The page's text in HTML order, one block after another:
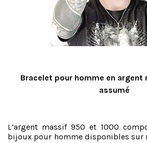
Bracelet pour homme en argent
assumé
L’argent massif 950 et 1000
bijoux pour homme disponibles sur